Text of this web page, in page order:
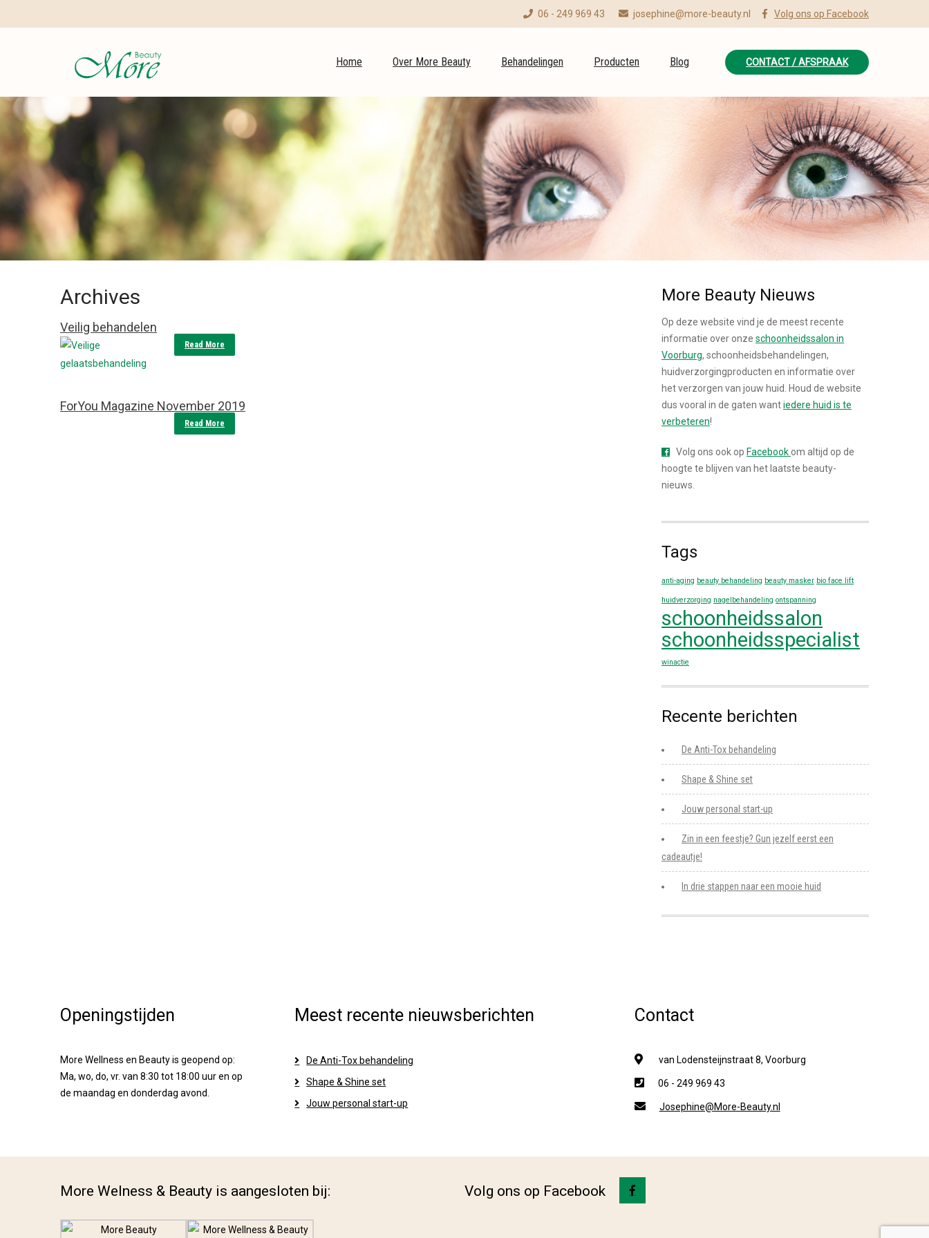
06 - 249 969 43 josephine@more-beauty.nl Volg ons op Facebook
CONTACT / AFSPRAAK
Home Over More Beauty Behandelingen Producten Blog
Archives
Veilig behandelen
Read More
ForYou Magazine November 2019
Read More
More Beauty Nieuws
Op deze website vind je de meest recente
informatie over onze schoonheidssalon in
Voorburg, schoonheidsbehandelingen,
huidverzorgingproducten en informatie over
het verzorgen van jouw huid. Houd de website
dus vooral in de gaten wantiedere huid is te
verbeteren!
Volg ons ook op Facebook om altijd op de
hoogte te blijven van het laatste beauty-
nieuws.
Tags
anti-aging beauty behandeling beauty masker bio face lift
huidverzorging nagelbehandeling ontspanning
schoonheidssalon
schoonheidsspecialist
winactie
Recente berichten
De Anti-Tox behandeling
Shape & Shine set
Jouw personal start-up
Zin in een feestje? Gun jezelf eerst een
cadeautje!
In drie stappen naar een mooie huid
Openingstijden
More Wellness en Beauty is geopend op:
Ma, wo, do, vr. van 8:30 tot 18:00 uur en op
de maandag en donderdag avond.
Meest recente nieuwsberichten
De Anti-Tox behandeling
Shape & Shine set
Jouw personal start-up
Contact
van Lodensteijnstraat 8, Voorburg
06 - 249 969 43
Josephine@More-Beauty.nl
More Welness & Beauty is aangesloten bij: Volg ons op Facebook